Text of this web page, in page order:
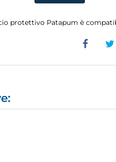
protettivo Patapum è